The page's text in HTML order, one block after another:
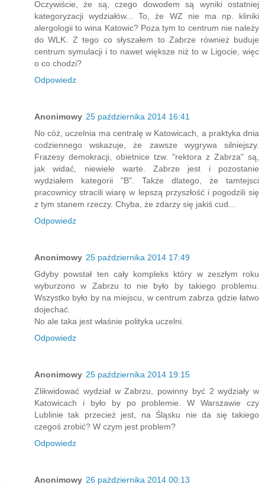
Oczywiście, że są, czego dowodem są wyniki ostatniej
kategoryzacji wydziałów... To, że WZ nie ma np. kliniki
alergologii to wina Katowic? Poza tym to centrum nie należy
do WLK. Z tego co słyszałem to Zabrze również buduje
centrum symulacji i to nawet większe niż to w Ligocie, więc
o co chodzi?
Odpowiedz
Anonimowy 25 października 2014 16:41
No cóż, uczelnia ma centralę w Katowicach, a praktyka dnia
codziennego wskazuje, że zawsze wygrywa silniejszy.
Frazesy demokracji, obietnice tzw. "rektora z Zabrza" są,
jak widać, niewiele warte. Zabrze jest i pozostanie
wydziałem kategorii "B". Także dlatego, że tamtejsci
pracownicy stracili wiarę w lepszą przyszłość i pogodzili się
z tym stanem rzeczy. Chyba, że zdarzy się jakiś cud...
Odpowiedz
Anonimowy 25 października 2014 17:49
Gdyby powstał ten cały kompleks który w zeszłym roku
wyburzono w Zabrzu to nie było by takiego problemu.
Wszystko było by na miejscu, w centrum zabrza gdzie łatwo
dojechać.
No ale taka jest właśnie polityka uczelni.
Odpowiedz
Anonimowy 25 października 2014 19:15
Zlikwidować wydział w Zabrzu, powinny być 2 wydziały w
Katowicach i było by po problemie. W Warszawie czy
Lublinie tak przecież jest, na Śląsku nie da się takiego
czegoś zrobić? W czym jest problem?
Odpowiedz
Anonimowy 26 października 2014 00:13